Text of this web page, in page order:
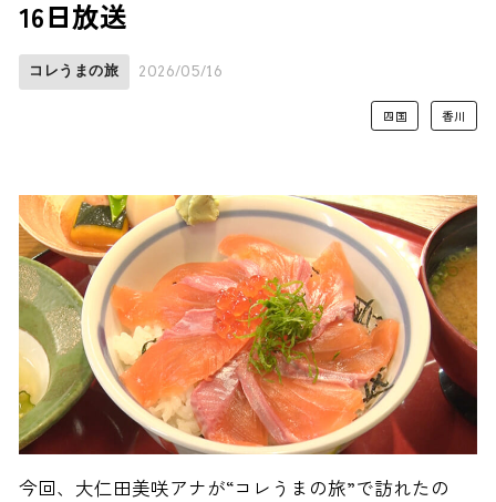
16日放送
コレうまの旅 2026/05/16
四国 香川
今回、大仁田美咲アナが“コレうまの旅”で訪れたの